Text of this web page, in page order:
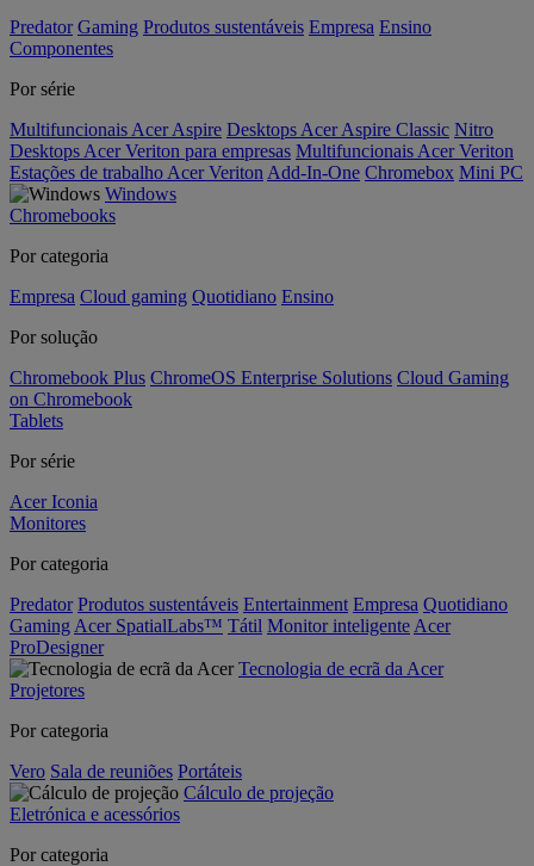
Predator Gaming Produtos sustentáveis Empresa Ensino
Componentes
Por série
Multifuncionais Acer Aspire Desktops Acer Aspire Classic Nitro
Desktops Acer Veriton para empresas Multifuncionais Acer Veriton
Estações de trabalho Acer Veriton Add-In-One Chromebox Mini PC
Windows
Chromebooks
Por categoria
Empresa Cloud gaming Quotidiano Ensino
Por solução
Chromebook Plus ChromeOS Enterprise Solutions Cloud Gaming
on Chromebook
Tablets
Por série
Acer Iconia
Monitores
Por categoria
Predator Produtos sustentáveis Entertainment Empresa Quotidiano
Gaming Acer SpatialLabs™ Tátil Monitor inteligente Acer
ProDesigner
Tecnologia de ecrã da Acer
Projetores
Por categoria
Vero Sala de reuniões Portáteis
Cálculo de projeção
Eletrónica e acessórios
Por categoria